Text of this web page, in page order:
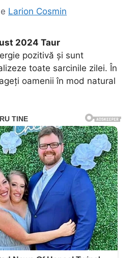
Larion Cosmin
2024 Taur
pozitivă și sunt
toate sarcinile zilei. În
oamenii în mod natural